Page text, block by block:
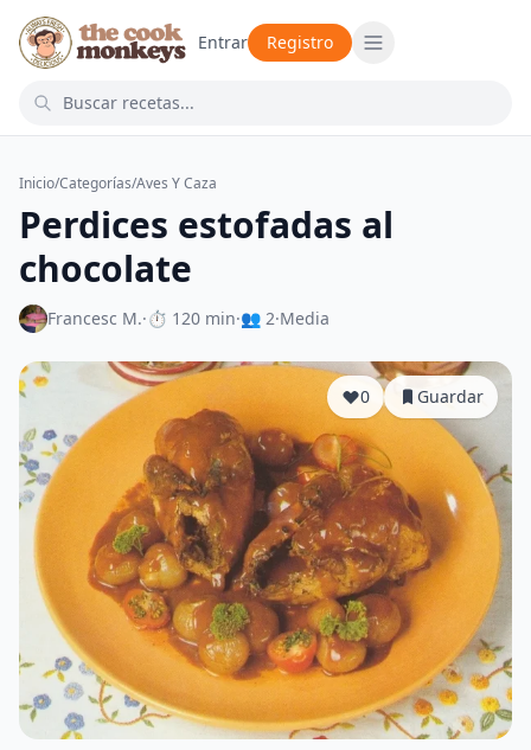
Entrar Registro
Inicio/Categorías/Aves Y Caza
Perdices estofadas al
chocolate
Francesc M.·⏱ 120 min·👥 2·Media
0 Guardar